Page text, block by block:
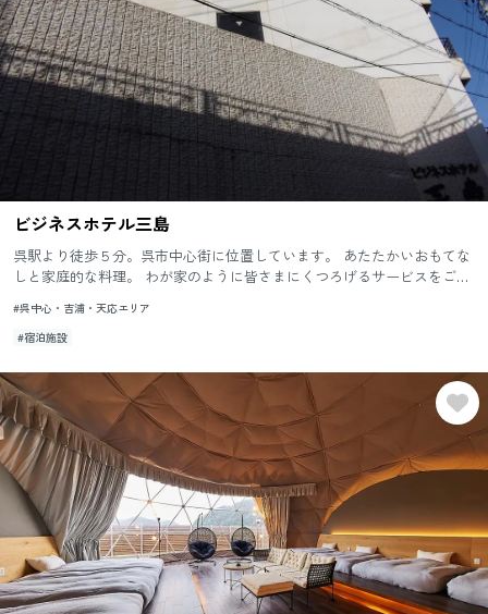
ビジネスホテル三島
呉駅より徒歩５分。呉市中心街に位置しています。 あたたかいおもてな
しと家庭的な料理。 わが家のように皆さまにくつろげるサービスをご提
#呉中心・吉浦・天応エリア
#宿泊施設